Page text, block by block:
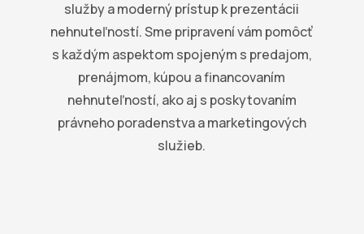
služby a moderný prístup k prezentácii
nehnuteľností. Sme pripravení vám pomôcť
s každým aspektom spojeným s predajom,
prenájmom, kúpou a financovaním
nehnuteľností, ako aj s poskytovaním
právneho poradenstva a marketingových
služieb.